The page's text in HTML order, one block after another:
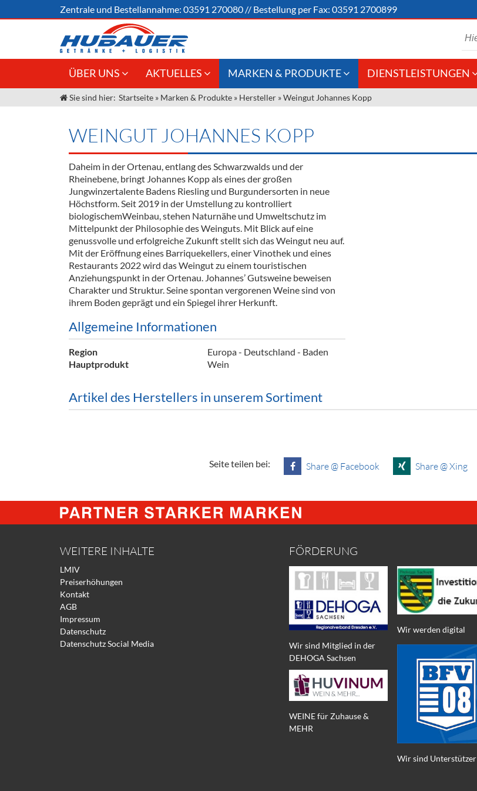
Zentrale und Bestellannahme: 03591 270080 // Bestellung per Fax: 03591 2700899
ÜBER UNS
Jobs
Unser Team
Kontakt
AKTUELLES
Angebote Gastronomie &
Gastronomie
Innovation - Die Neue Art des
Bierzapfens "DroughtMaster"
Neuigkeiten
Termine
MARKEN & PRODUKTE
Weine & Schaumwein
Spirituosen
Bier
Fassbier + Zubehör
Alkoholfreie Getränke
Öle & Küchenartikel
Kaffee
Barzubehör
Equipment
Ausschankwagen
Gläser
Kühlanhänger
Theken + Zubehör
Hygieneartikel & Desinfektion
DIENSTLEISTUNGEN
Kommisionskauf &
Sie sind hier: Startseite » Marken & Produkte » Hersteller »Weingut Johannes Kopp
WEINGUT JOHANNES KOPP
Daheim in der Ortenau, entlang des Schwarzwalds und der
Rheinebene, bringt Johannes Kopp als eines der großen
Jungwinzertalente Badens Riesling und Burgundersorten in neue
Höchstform. Seit 2019 in der Umstellung zu kontrolliert
biologischemWeinbau, stehen Naturnähe und Umweltschutz im
Mittelpunkt der Philosophie des Weinguts. Mit Blick auf eine
genussvolle und erfolgreiche Zukunft stellt sich das Weingut neu auf.
Mit der Eröffnung eines Barriquekellers, einer Vinothek und eines
Restaurants 2022 wird das Weingut zu einem touristischen
Anziehungspunkt in der Ortenau. Johannes’ Gutsweine beweisen
Charakter und Struktur. Seine spontan vergorenen Weine sind von
ihrem Boden geprägt und ein Spiegel ihrer Herkunft.
Allgemeine Informationen
Region
Europa - Deutschland - Baden
Hauptprodukt
Wein
Artikel des Herstellers in unserem Sortiment
Seite teilen bei: Share @ Facebook Share @ Xing
WEITERE INHALTE
LMIV
Preiserhöhungen
Kontakt
AGB
Impressum
Datenschutz
Datenschutz Social Media
FÖRDERUNG
Wir sind Mitglied in der
DEHOGA Sachsen
WEINE für Zuhause &
MEHR
Wir werden digital
Wir sind Unterstützer